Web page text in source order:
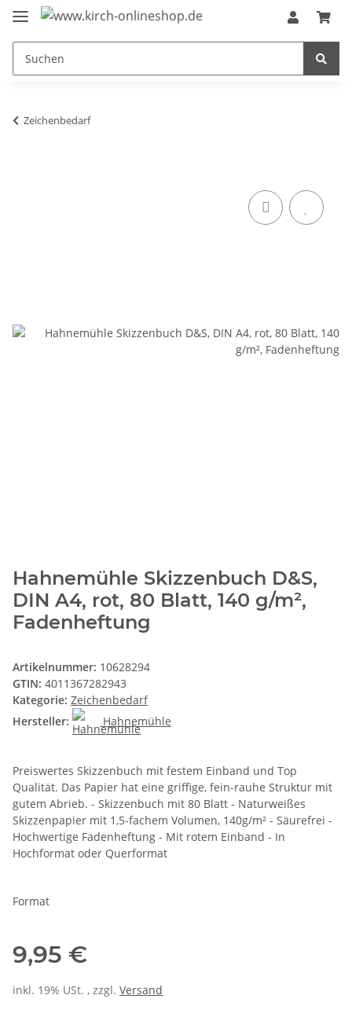
Zeichenbedarf
Hahnemühle Skizzenbuch D&S,
DIN A4, rot, 80 Blatt, 140 g/m²,
Fadenheftung
Artikelnummer: 10628294
GTIN: 4011367282943
Kategorie: Zeichenbedarf
Hersteller:
Hahnemühle
Preiswertes Skizzenbuch mit festem Einband und Top
Qualität. Das Papier hat eine griffige, fein-rauhe Struktur mit
gutem Abrieb. - Skizzenbuch mit 80 Blatt - Naturweißes
Skizzenpapier mit 1,5-fachem Volumen, 140g/m² - Säurefrei -
Hochwertige Fadenheftung - Mit rotem Einband - In
Hochformat oder Querformat
Format
9,95 €
inkl. 19% USt. , zzgl. Versand